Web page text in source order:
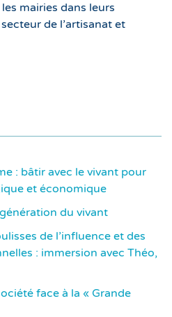
mairies dans leurs
de l’artisanat et
: bâtir avec le vivant pour
et économique
du vivant
de l’influence et des
: immersion avec Théo,
face à la « Grande